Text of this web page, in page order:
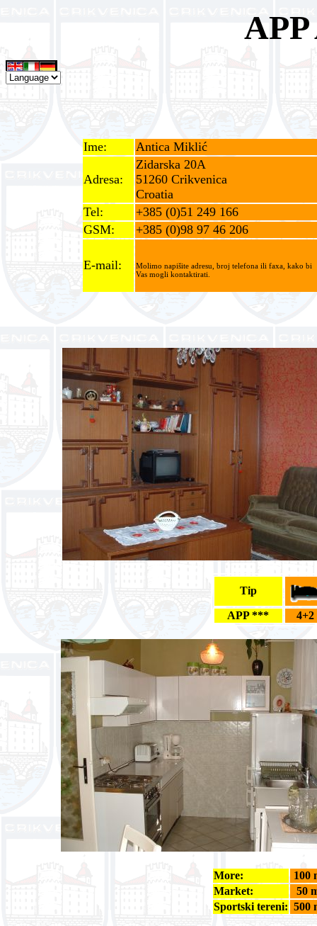
Ime: Antica Miklić
Adresa:
Zidarska 20A
51260 Crikvenica
Croatia
Tel:
+385 (0)51 249 166
GSM:
+385 (0)98 97 46 206
E-mail:
Molimo napišite adresu, broj telefona ili faxa, kako bi
Vas mogli kontaktirati.
Tip
APP *** 4+2
More:
100
Market:
50
Sportski tereni: 500